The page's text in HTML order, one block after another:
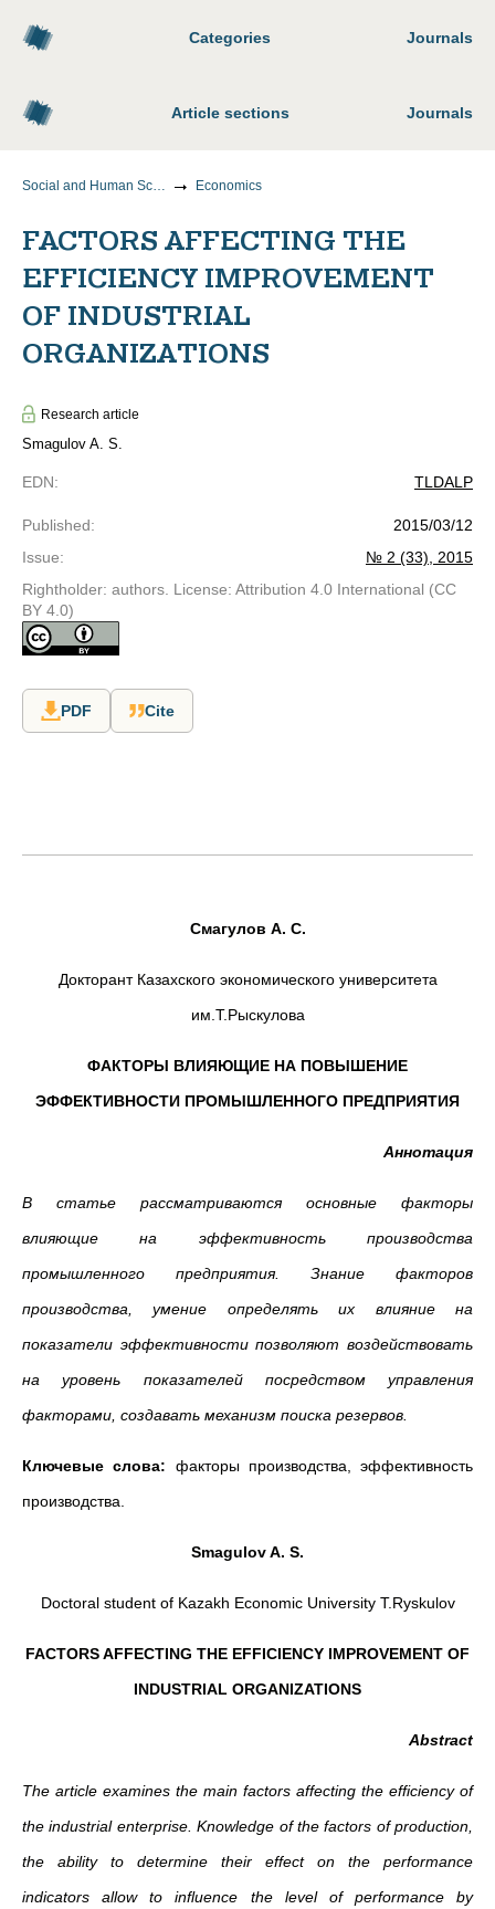
Categories Journals
Article sections Journals
Social and Human Sciences Economics
FACTORS AFFECTING THE
EFFICIENCY IMPROVEMENT
OF INDUSTRIAL
ORGANIZATIONS
Research article
Smagulov A. S.
EDN: TLDALP
Published:
2015/03/12
Issue:
№ 2 (33), 2015
Rightholder: authors. License: Attribution 4.0 International (CC
BY 4.0)
PDF Cite
Смагулов А. С.
Докторант Казахского экономического университета
им.Т.Рыскулова
ФАКТОРЫ ВЛИЯЮЩИЕ НА ПОВЫШЕНИЕ
ЭФФЕКТИВНОСТИ ПРОМЫШЛЕННОГО ПРЕДПРИЯТИЯ
Аннотация
В статье рассматриваются основные факторы
влияющие на эффективность производства
промышленного предприятия. Знание факторов
производства, умение определять их влияние на
показатели эффективности позволяют воздействовать
на уровень показателей посредством управления
факторами, создавать механизм поиска резервов.
Ключевые слова: факторы производства, эффективность
производства.
Smagulov A. S.
Doctoral student of Kazakh Economic University T.Ryskulov
FACTORS AFFECTING THE EFFICIENCY IMPROVEMENT OF
INDUSTRIAL ORGANIZATIONS
Abstract
The article examines the main factors affecting the efficiency of
the industrial enterprise. Knowledge of the factors of production,
the ability to determine their effect on the performance
indicators allow to influence the level of performance by